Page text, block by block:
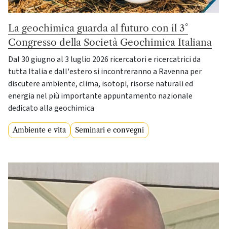
La geochimica guarda al futuro con il 3°
Congresso della Società Geochimica Italiana
Dal 30 giugno al 3 luglio 2026 ricercatori e ricercatrici da
tutta Italia e dall'estero si incontreranno a Ravenna per
discutere ambiente, clima, isotopi, risorse naturali ed
energia nel più importante appuntamento nazionale
dedicato alla geochimica
Ambiente e vita Seminari e convegni